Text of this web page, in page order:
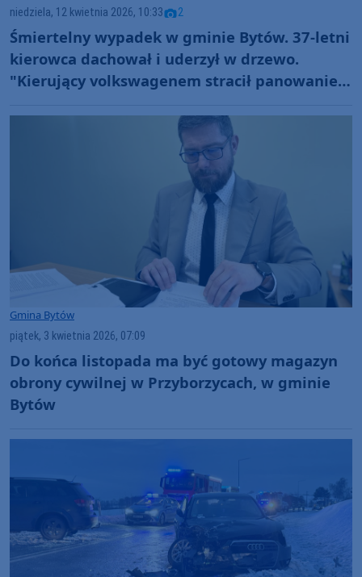
niedziela, 12 kwietnia 2026, 10:33 2
Śmiertelny wypadek w gminie Bytów. 37-letni
kierowca dachował i uderzył w drzewo.
"Kierujący volkswagenem stracił panowanie
Gmina Bytów
piątek, 3 kwietnia 2026, 07:09
Do końca listopada ma być gotowy magazyn
obrony cywilnej w Przyborzycach, w gminie
Bytów